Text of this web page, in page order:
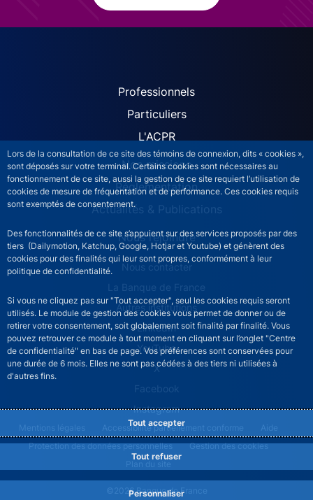
Lors de la consultation de ce site des témoins de connexion, dits « cookies »,
sont déposés sur votre terminal. Certains cookies sont nécessaires au
fonctionnement de ce site, aussi la gestion de ce site requiert l’utilisation de
cookies de mesure de fréquentation et de performance. Ces cookies requis
sont exemptés de consentement.
Des fonctionnalités de ce site s’appuient sur des services proposés par des
tiers (Dailymotion, Katchup, Google, Hotjar et Youtube) et génèrent des
cookies pour des finalités qui leur sont propres, conformément à leur
politique de confidentialité.
Si vous ne cliquez pas sur "Tout accepter", seul les cookies requis seront
utilisés. Le module de gestion des cookies vous permet de donner ou de
retirer votre consentement, soit globalement soit finalité par finalité. Vous
pouvez retrouver ce module à tout moment en cliquant sur l’onglet "Centre
de confidentialité" en bas de page. Vos préférences sont conservées pour
une durée de 6 mois. Elles ne sont pas cédées à des tiers ni utilisées à
d'autres fins.
Tout accepter
Tout refuser
Personnaliser
ACPR site navigation
Professionnels
Particuliers
L'ACPR
Nos missions
Réglementation
Actualités & Publications
Nous rejoindre
ACPR footer secondary menu (French)
Nous contacter
La Banque de France
Autres institutions
LinkedIn
YouTube
X
Facebook
Instagram
©2026 Banque de France
ACPR footer legal notice menu
Mentions légales Accessibilité partiellement conforme
Aide
Protection des données personnelles
Gestion des cookies
Plan du site